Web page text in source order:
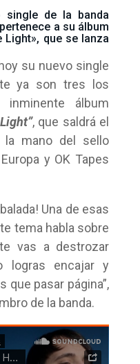
single de la banda
a su álbum
Light», que se lanza
su nuevo single
ya son tres los
álbum
, que saldrá el
mano del sello
y OK Tapes
Una de esas
tema habla sobre
vas a destrozar
logras encajar y
que pasar página”,
de la banda.